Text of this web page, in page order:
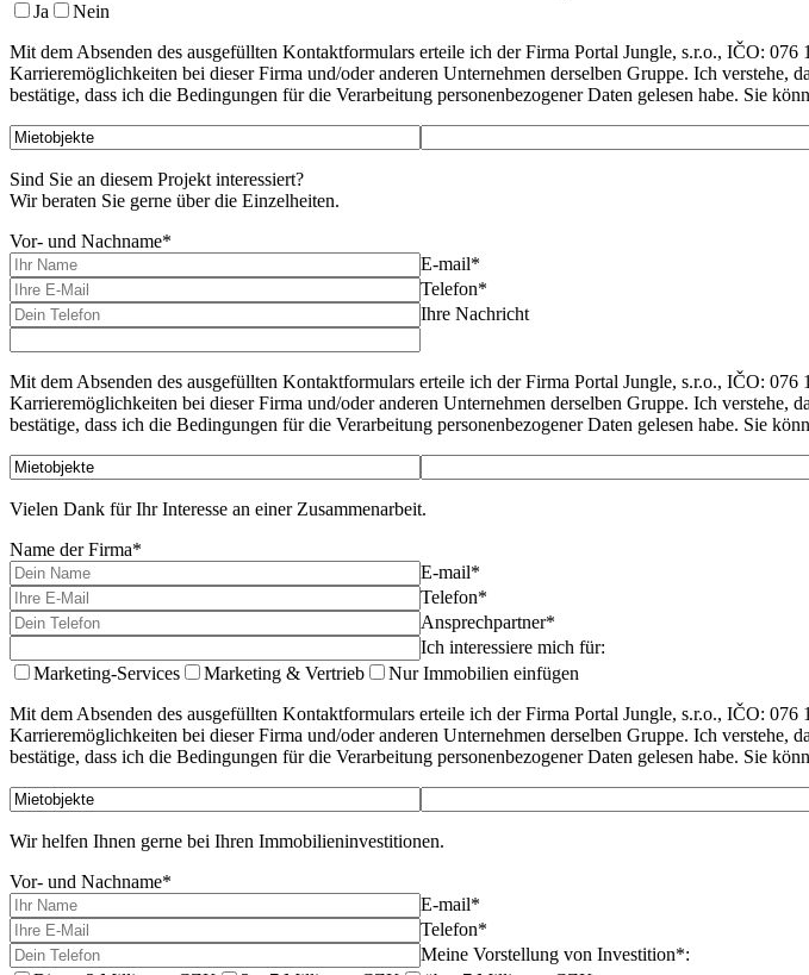
Ja
Nein
Mit dem Absenden des ausgefüllten Kontaktformulars erteile ich der Firma Portal Jungle, s.r.o., IČO:
Karrieremöglichkeiten bei dieser Firma und/oder anderen Unternehmen derselben Gruppe. Ich
bestätige, dass ich die Bedingungen für die Verarbeitung personenbezogener Daten gelesen habe. Sie
Sind Sie an diesem Projekt interessiert?
Wir beraten Sie gerne über die Einzelheiten.
Vor- und Nachname*
E-mail*
Telefon*
Ihre Nachricht
Mit dem Absenden des ausgefüllten Kontaktformulars erteile ich der Firma Portal Jungle, s.r.o., IČO:
Karrieremöglichkeiten bei dieser Firma und/oder anderen Unternehmen derselben Gruppe. Ich
bestätige, dass ich die Bedingungen für die Verarbeitung personenbezogener Daten gelesen habe. Sie
Vielen Dank für Ihr Interesse an einer Zusammenarbeit.
Name der Firma*
E-mail*
Telefon*
Ansprechpartner*
Ich interessiere mich für:
Marketing-Services
Marketing & Vertrieb
Nur Immobilien einfügen
Mit dem Absenden des ausgefüllten Kontaktformulars erteile ich der Firma Portal Jungle, s.r.o., IČO:
Karrieremöglichkeiten bei dieser Firma und/oder anderen Unternehmen derselben Gruppe. Ich
bestätige, dass ich die Bedingungen für die Verarbeitung personenbezogener Daten gelesen habe. Sie
Wir helfen Ihnen gerne bei Ihren Immobilieninvestitionen.
Vor- und Nachname*
E-mail*
Telefon*
Meine Vorstellung von Investition*: